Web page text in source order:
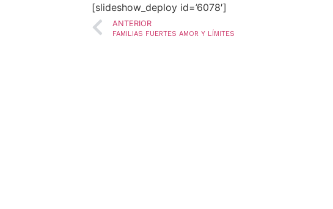
[slideshow_deploy id=’6078′]
ANTERIOR
FAMILIAS FUERTES AMOR Y LÍMITES